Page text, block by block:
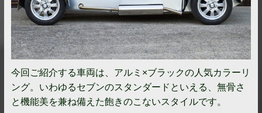
今回ご紹介する車両は、アルミ×ブラックの人気カラーリ
ング。いわゆるセブンのスタンダードといえる、無骨さ
と機能美を兼ね備えた飽きのこないスタイルです。